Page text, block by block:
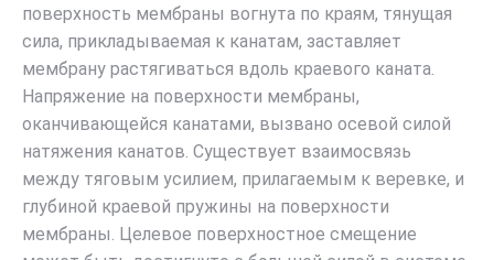
поверхность мембраны вогнута по краям, тянущая
сила, прикладываемая к канатам, заставляет
мембрану растягиваться вдоль краевого каната.
Напряжение на поверхности мембраны,
оканчивающейся канатами, вызвано осевой силой
натяжения канатов. Существует взаимосвязь
между тяговым усилием, прилагаемым к веревке, и
глубиной краевой пружины на поверхности
мембраны. Целевое поверхностное смещение